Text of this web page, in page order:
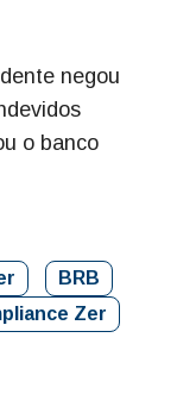
negou
o banco
BRB
Zer